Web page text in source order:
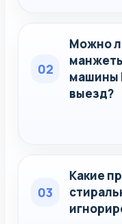
02
Можно
машины
выезд?
03
Какие